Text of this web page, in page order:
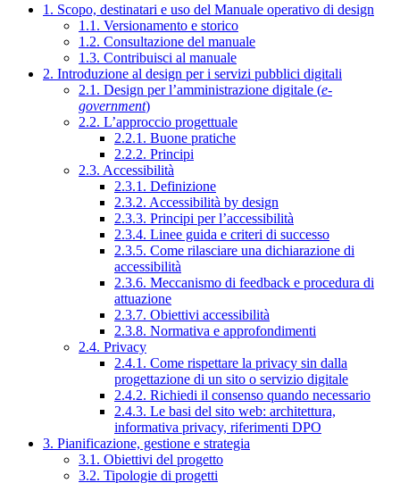
1. Scopo, destinatari e uso del Manuale operativo di design
1.1. Versionamento e storico
1.2. Consultazione del manuale
1.3. Contribuisci al manuale
2. Introduzione al design per i servizi pubblici digitali
2.1. Design per l’amministrazione digitale (e-
government)
2.2. L’approccio progettuale
2.2.1. Buone pratiche
2.2.2. Principi
2.3. Accessibilità
2.3.1. Definizione
2.3.2. Accessibilità by design
2.3.3. Principi per l’accessibilità
2.3.4. Linee guida e criteri di successo
2.3.5. Come rilasciare una dichiarazione di
accessibilità
2.3.6. Meccanismo di feedback e procedura di
attuazione
2.3.7. Obiettivi accessibilità
2.3.8. Normativa e approfondimenti
2.4. Privacy
2.4.1. Come rispettare la privacy sin dalla
progettazione di un sito o servizio digitale
2.4.2. Richiedi il consenso quando necessario
2.4.3. Le basi del sito web: architettura,
informativa privacy, riferimenti DPO
3. Pianificazione, gestione e strategia
3.1. Obiettivi del progetto
3.2. Tipologie di progetti